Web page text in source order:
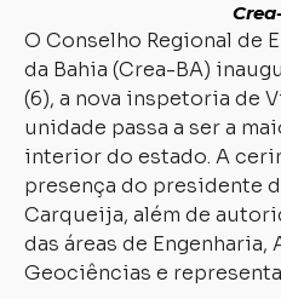
O Conselho Regional de
da Bahia (Crea-BA)
(6), a nova inspetoria de
unidade passa a ser a
interior do estado. A
presença do presidente
Carqueija, além de
das áreas de Engenharia,
Geociências e